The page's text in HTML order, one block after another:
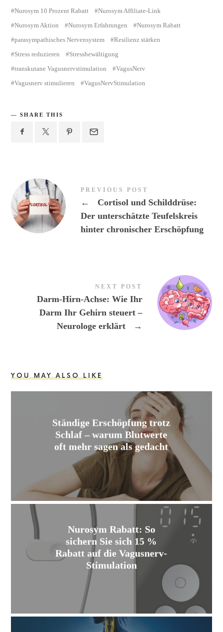
Nurosym 10 Prozent Rabatt
Nurosym Affiliate-Link
Nurosym Aktion
Nurosym Erfahrungen
Nurosym Rabatt
parasympathisches Nervensystem
Resilienz stärken
Stress reduzieren
Stressbewältigung
transkutane Vagusnervstimulation
VagusNerv
Vagusnerv stimulieren
VagusNervStimulation
SHARE THIS
PREVIOUS POST
←
Cortisol und Schilddrüse:
Der unterschätzte Teufelskreis
hinter chronischer Erschöpfung
NEXT POST
Darm-Hirn-Achse: Wie Ihr
Darm Ihr Gehirn steuert –
Neurologe erklärt
→
YOU MAY ALSO LIKE
Ständige Erschöpfung trotz
Schlaf – warum Blutwerte
oft mehr sagen als gedacht
Nurosym Rabatt: So
sichern Sie sich 15 %
Rabatt auf die Vagusnerv-
Stimulation